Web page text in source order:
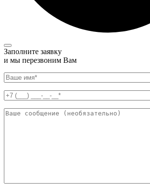
Заполните заявку
и мы перезвоним Вам